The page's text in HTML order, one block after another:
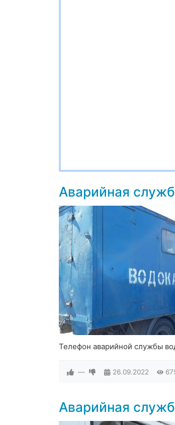
Аварийная
Телефон аварийной службы
— 26.09.2022
Аварийная